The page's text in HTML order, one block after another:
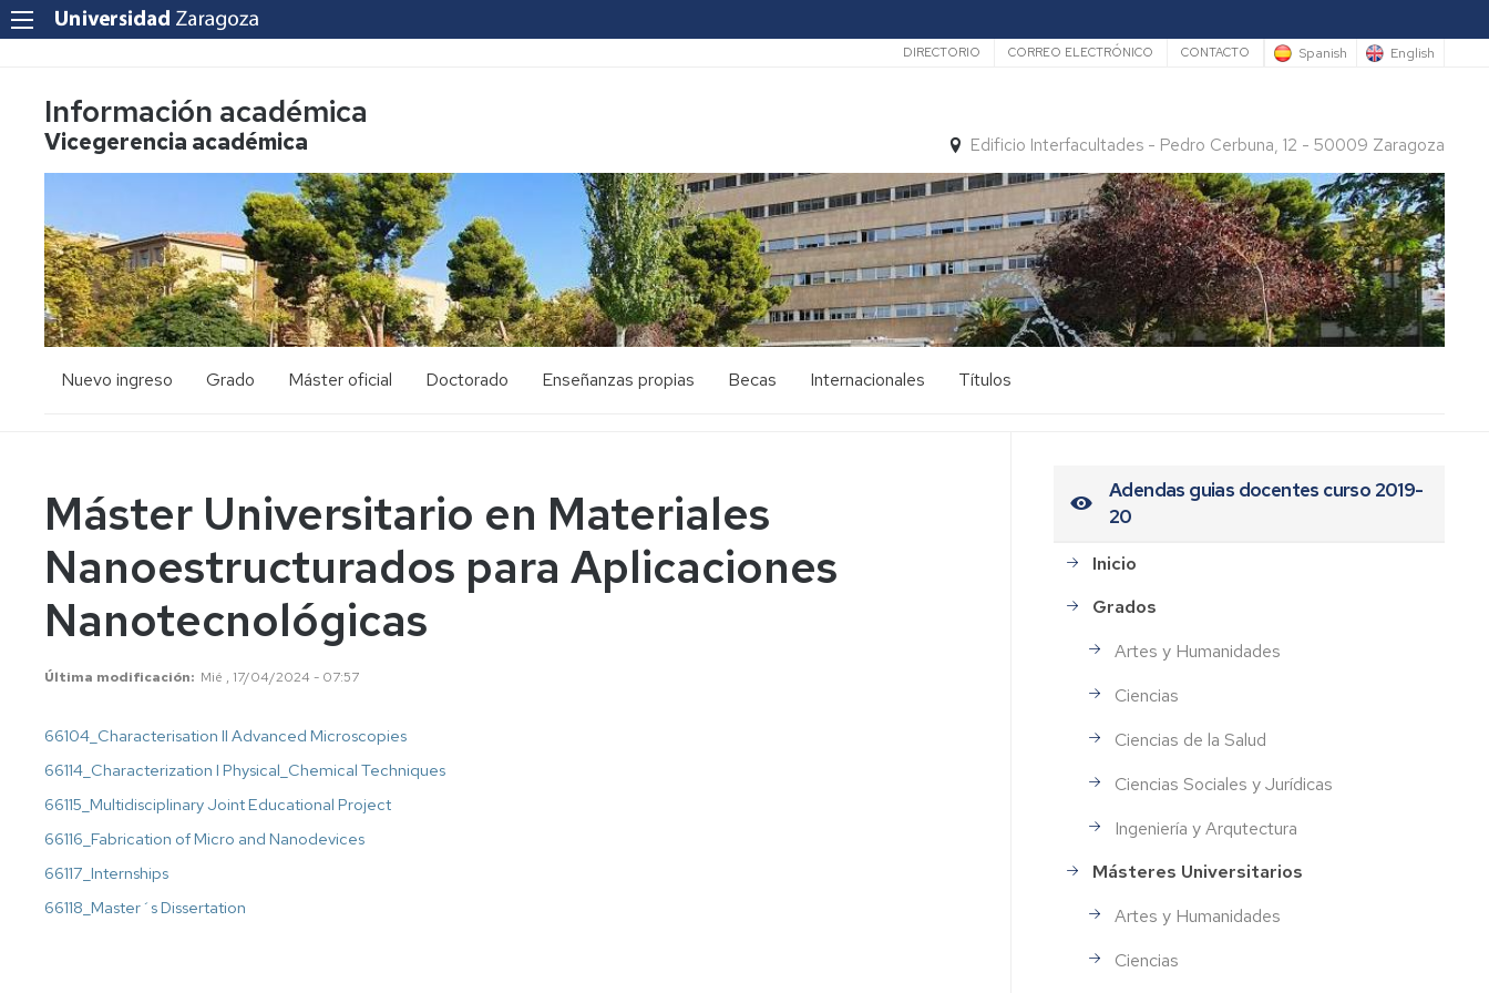
Secundario
DIRECTORIO CORREO ELECTRÓNICO CONTACTO Spanish English
Información académica
Vicegerencia académica Edificio Interfacultades - Pedro Cerbuna, 12 - 50009 Zaragoza
Nuevo ingreso
25
años
Mayores
45
años
40
Admisión
a
grados
Cambio
universidad
o
de
Grado
Información
Matrícula
Permanencia
Reconocimiento
de
créditos
Movilidad
Internacional
Solicitudes
Máster oficial
Información
Matrícula
Movilidad
Nacional
Internacional
Permanencia
y
Transferencia
créditos
Doctorado Enseñanzas propias Becas Internacionales Títulos
Máster Universitario en Materiales
Nanoestructurados para Aplicaciones
Nanotecnológicas
Última modificación Mié , 17/04/2024 - 07:57
66104_Characterisation II Advanced Microscopies
66114_Characterization I Physical_Chemical Techniques
66115_Multidisciplinary Joint Educational Project
66116_Fabrication of Micro and Nanodevices
66117_Internships
66118_Master´s Dissertation
Adendas guias docentes curso 2019-
20
Inicio
Grados
Artes y Humanidades
Ciencias
Ciencias de la Salud
Ciencias Sociales y Jurídicas
Ingeniería y Arqutectura
Másteres Universitarios
Artes y Humanidades
Ciencias